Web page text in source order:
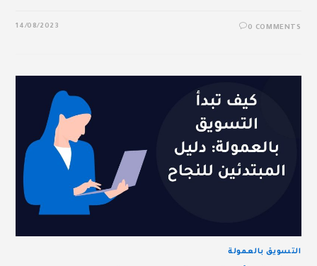
0 COMMENTS
14/08/2023
التسويق بالعمولة